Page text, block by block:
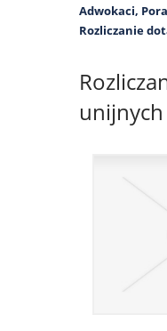
Adwokaci,
Rozliczanie
unijnych